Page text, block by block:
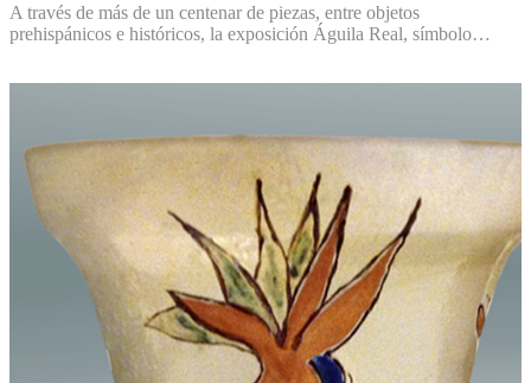
A través de más de un centenar de piezas, entre objetos
prehispánicos e históricos, la exposición Águila Real, símbolo…